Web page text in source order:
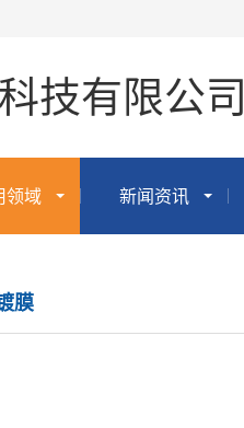
技有限公司
领域 新闻资讯
膜